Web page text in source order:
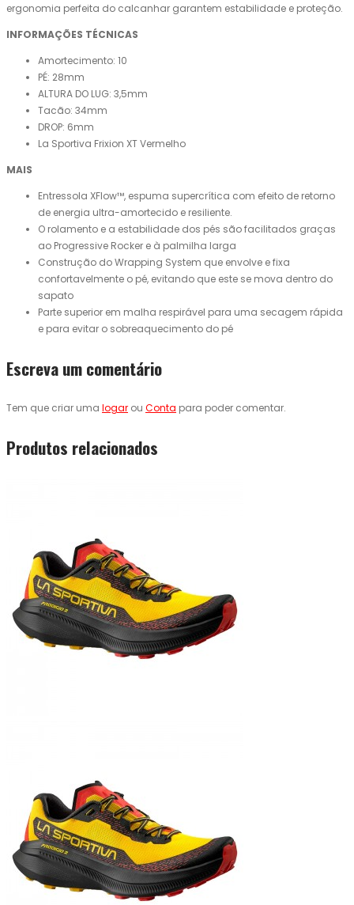
ergonomia perfeita do calcanhar garantem estabilidade e proteção.
INFORMAÇÕES TÉCNICAS
Amortecimento: 10
PÉ: 28mm
ALTURA DO LUG: 3,5mm
Tacão: 34mm
DROP: 6mm
La Sportiva Frixion XT Vermelho
MAIS
Entressola XFlow™, espuma supercrítica com efeito de retorno
de energia ultra-amortecido e resiliente.
O rolamento e a estabilidade dos pés são facilitados graças
ao Progressive Rocker e à palmilha larga
Construção do Wrapping System que envolve e fixa
confortavelmente o pé, evitando que este se mova dentro do
sapato
Parte superior em malha respirável para uma secagem rápida
e para evitar o sobreaquecimento do pé
Escreva um comentário
Tem que criar uma logar ou Conta para poder comentar.
Produtos relacionados